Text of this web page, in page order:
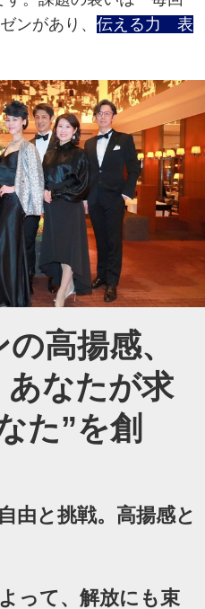
ンがあり、 伝える力 表
高揚感、
なたが求
た”を創
由と挑戦。高揚感と
って、解放にも束